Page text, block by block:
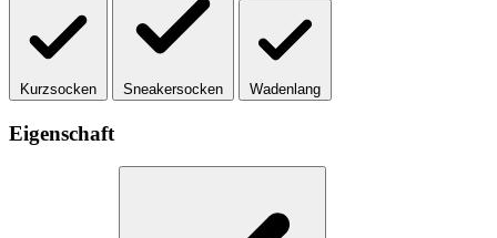
Kurzsocken Sneakersocken Wadenlang
Eigenschaft